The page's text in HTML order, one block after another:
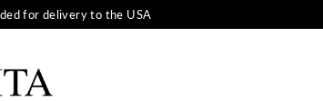
for delivery to the USA